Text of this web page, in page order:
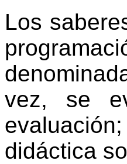
Los
vez, se
didáctica